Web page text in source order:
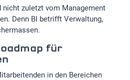
nicht zuletzt vom Management
Denn BI betrifft Verwaltung,
für
in den Bereichen